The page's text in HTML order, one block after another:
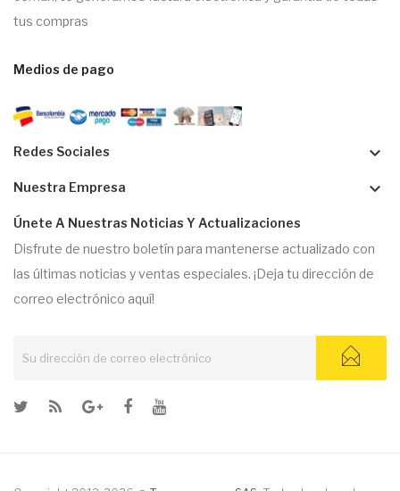
tus compras
Medios de pago
Redes Sociales keyboard_arrow_down
Nuestra Empresa keyboard_arrow_down
Únete A Nuestras Noticias Y Actualizaciones
Disfrute de nuestro boletín para mantenerse actualizado con
las últimas noticias y ventas especiales. ¡Deja tu dirección de
correo electrónico aquí!